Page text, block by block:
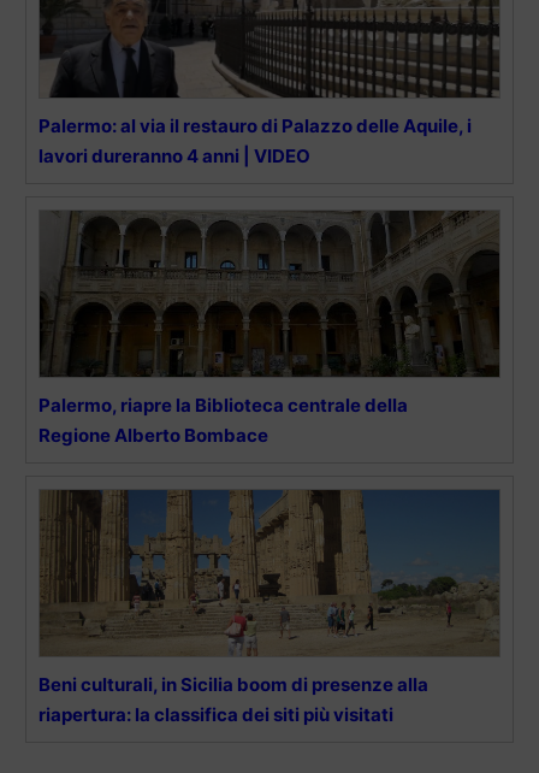
Palermo: al via il restauro di Palazzo delle Aquile, i
lavori dureranno 4 anni | VIDEO
Palermo, riapre la Biblioteca centrale della
Regione Alberto Bombace
Beni culturali, in Sicilia boom di presenze alla
riapertura: la classifica dei siti più visitati